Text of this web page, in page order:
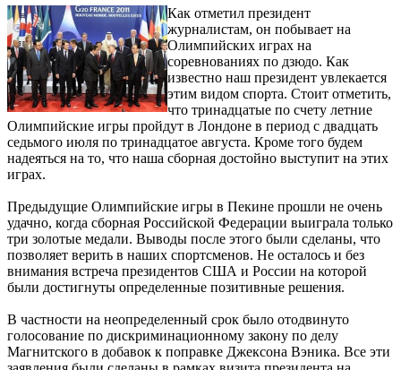
Как отметил президент
журналистам, он побывает на
Олимпийских играх на
соревнованиях по дзюдо. Как
известно наш президент увлекается
этим видом спорта. Стоит отметить,
что тринадцатые по счету летние
Олимпийские игры пройдут в Лондоне в период с двадцать
седьмого июля по тринадцатое августа. Кроме того будем
надеяться на то, что наша сборная достойно выступит на этих
играх.
Предыдущие Олимпийские игры в Пекине прошли не очень
удачно, когда сборная Российской Федерации выиграла только
три золотые медали. Выводы после этого были сделаны, что
позволяет верить в наших спортсменов. Не осталось и без
внимания встреча президентов США и России на которой
были достигнуты определенные позитивные решения.
В частности на неопределенный срок было отодвинуто
голосование по дискриминационному закону по делу
Магнитского в добавок к поправке Джексона Вэника. Все эти